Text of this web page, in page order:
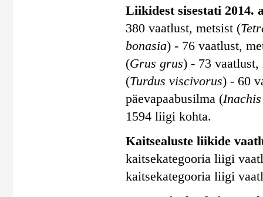
Liikidest sisestati 2014.
380 vaatlust, metsist (
bonasia) - 76 vaatlust,
(Grus grus) - 73 vaatlust,
(Turdus viscivorus) - 60
päevapaabusilma (
1594 liigi kohta.
Kaitsealuste liikide
kaitsekategooria liigi
kaitsekategooria liigi